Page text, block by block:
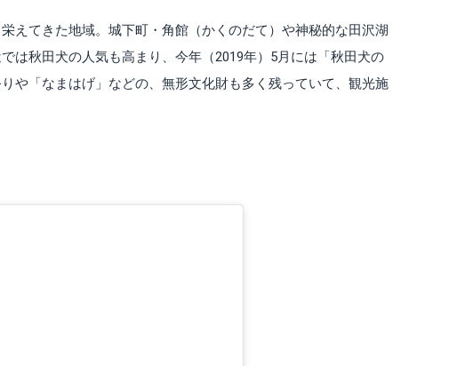
えてきた地域。城下町・角館（かくのだて）や神秘的な田沢湖
は秋田犬の人気も高まり、今年（2019年）5月には「秋田犬の
や「なまはげ」などの、無形文化財も多く残っていて、観光施